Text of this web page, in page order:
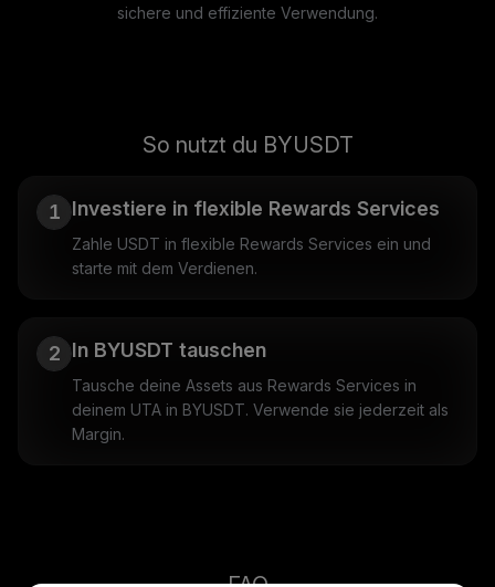
sichere und effiziente Verwendung.
So nutzt du BYUSDT
1 Investiere in flexible Rewards Services
Zahle USDT in flexible Rewards Services ein und
starte mit dem Verdienen.
2 In BYUSDT tauschen
Tausche deine Assets aus Rewards Services in
deinem UTA in BYUSDT. Verwende sie jederzeit als
Margin.